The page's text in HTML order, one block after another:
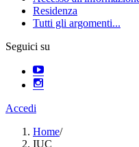
Residenza
Tutti gli argomenti...
Seguici su
Accedi
Home/
IUC